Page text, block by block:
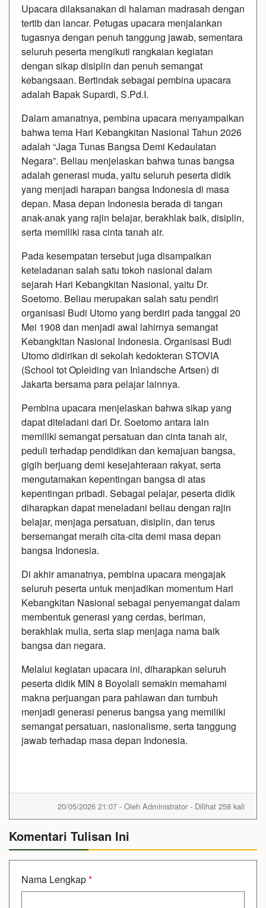
Upacara dilaksanakan di halaman madrasah dengan
tertib dan lancar. Petugas upacara menjalankan
tugasnya dengan penuh tanggung jawab, sementara
seluruh peserta mengikuti rangkaian kegiatan
dengan sikap disiplin dan penuh semangat
kebangsaan. Bertindak sebagai pembina upacara
adalah Bapak Supardi, S.Pd.I.
Dalam amanatnya, pembina upacara menyampaikan
bahwa tema Hari Kebangkitan Nasional Tahun 2026
adalah “Jaga Tunas Bangsa Demi Kedaulatan
Negara”. Beliau menjelaskan bahwa tunas bangsa
adalah generasi muda, yaitu seluruh peserta didik
yang menjadi harapan bangsa Indonesia di masa
depan. Masa depan Indonesia berada di tangan
anak-anak yang rajin belajar, berakhlak baik, disiplin,
serta memiliki rasa cinta tanah air.
Pada kesempatan tersebut juga disampaikan
keteladanan salah satu tokoh nasional dalam
sejarah Hari Kebangkitan Nasional, yaitu Dr.
Soetomo. Beliau merupakan salah satu pendiri
organisasi Budi Utomo yang berdiri pada tanggal 20
Mei 1908 dan menjadi awal lahirnya semangat
Kebangkitan Nasional Indonesia. Organisasi Budi
Utomo didirikan di sekolah kedokteran STOVIA
(School tot Opleiding van Inlandsche Artsen) di
Jakarta bersama para pelajar lainnya.
Pembina upacara menjelaskan bahwa sikap yang
dapat diteladani dari Dr. Soetomo antara lain
memiliki semangat persatuan dan cinta tanah air,
peduli terhadap pendidikan dan kemajuan bangsa,
gigih berjuang demi kesejahteraan rakyat, serta
mengutamakan kepentingan bangsa di atas
kepentingan pribadi. Sebagai pelajar, peserta didik
diharapkan dapat meneladani beliau dengan rajin
belajar, menjaga persatuan, disiplin, dan terus
bersemangat meraih cita-cita demi masa depan
bangsa Indonesia.
Di akhir amanatnya, pembina upacara mengajak
seluruh peserta untuk menjadikan momentum Hari
Kebangkitan Nasional sebagai penyemangat dalam
membentuk generasi yang cerdas, beriman,
berakhlak mulia, serta siap menjaga nama baik
bangsa dan negara.
Melalui kegiatan upacara ini, diharapkan seluruh
peserta didik MIN 8 Boyolali semakin memahami
makna perjuangan para pahlawan dan tumbuh
menjadi generasi penerus bangsa yang memiliki
semangat persatuan, nasionalisme, serta tanggung
jawab terhadap masa depan Indonesia.
20/05/2026 21:07 - Oleh Administrator - Dilihat 258 kali
Komentari Tulisan Ini
Nama Lengkap*